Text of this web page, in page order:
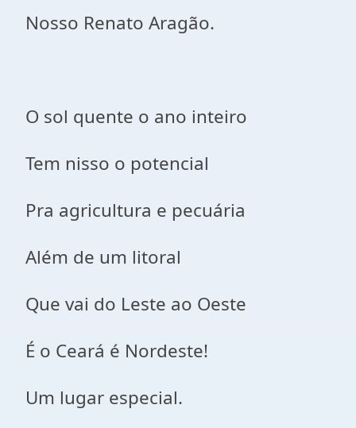
Nosso Renato Aragão.
O sol quente o ano inteiro
Tem nisso o potencial
Pra agricultura e pecuária
Além de um litoral
Que vai do Leste ao Oeste
É o Ceará é Nordeste!
Um lugar especial.